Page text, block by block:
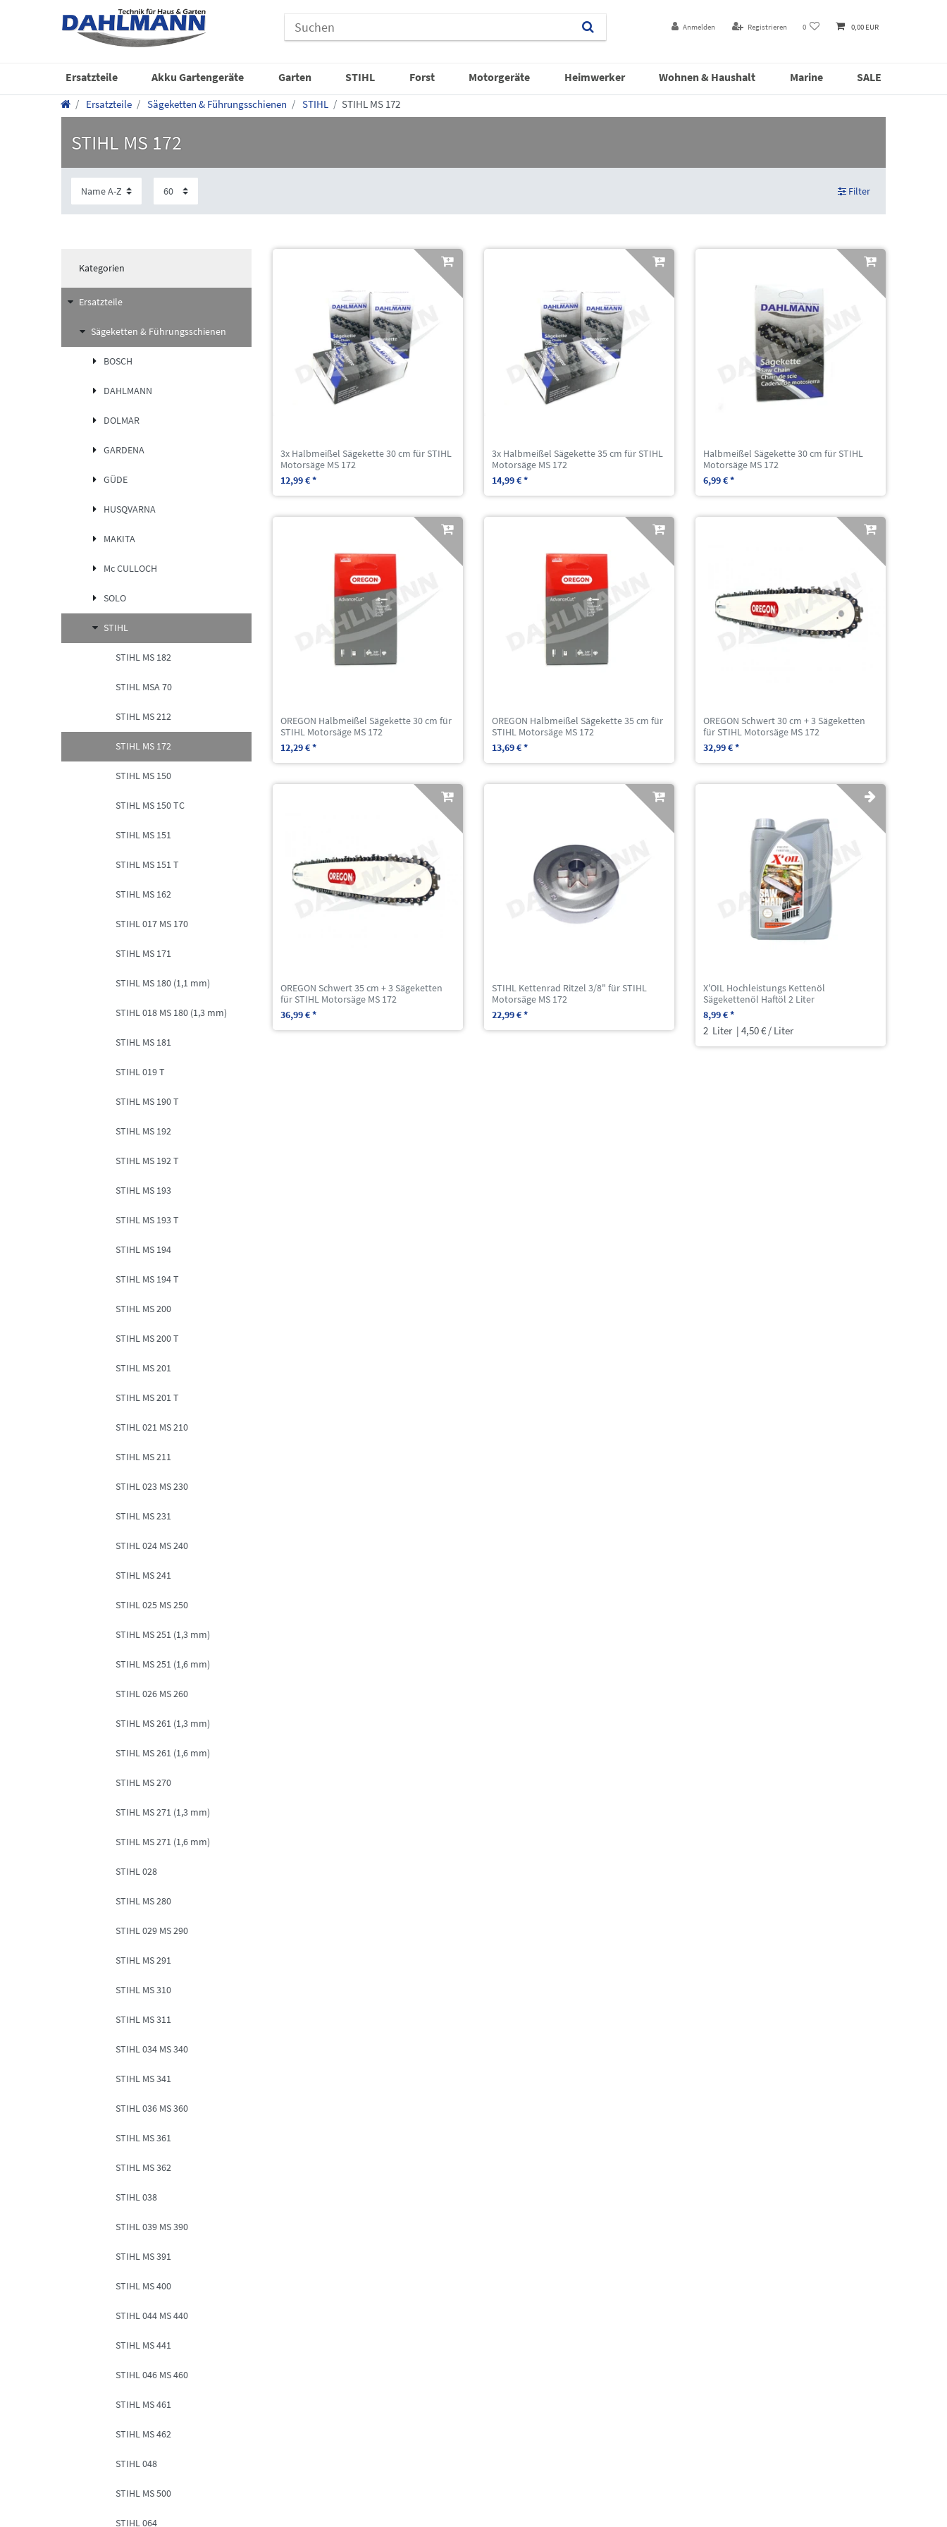
Anmelden Registrieren 0 0,00 EUR
Ersatzteile Akku Gartengeräte Garten STIHL Forst Motorgeräte Heimwerker Wohnen & Haushalt Marine SALE
Ersatzteile Sägeketten & Führungsschienen STIHL STIHL MS 172
STIHL MS 172
Filter
Kategorien
Ersatzteile
Sägeketten & Führungsschienen
BOSCH
DAHLMANN
DOLMAR
GARDENA
GÜDE
HUSQVARNA
MAKITA
Mc CULLOCH
SOLO
STIHL
STIHL MS 182
STIHL MSA 70
STIHL MS 212
STIHL MS 172
STIHL MS 150
STIHL MS 150 TC
STIHL MS 151
STIHL MS 151 T
STIHL MS 162
STIHL 017 MS 170
STIHL MS 171
STIHL MS 180 (1,1 mm)
STIHL 018 MS 180 (1,3 mm)
STIHL MS 181
STIHL 019 T
STIHL MS 190 T
STIHL MS 192
STIHL MS 192 T
STIHL MS 193
STIHL MS 193 T
STIHL MS 194
STIHL MS 194 T
STIHL MS 200
STIHL MS 200 T
STIHL MS 201
STIHL MS 201 T
STIHL 021 MS 210
STIHL MS 211
STIHL 023 MS 230
STIHL MS 231
STIHL 024 MS 240
STIHL MS 241
STIHL 025 MS 250
STIHL MS 251 (1,3 mm)
STIHL MS 251 (1,6 mm)
STIHL 026 MS 260
STIHL MS 261 (1,3 mm)
STIHL MS 261 (1,6 mm)
STIHL MS 270
STIHL MS 271 (1,3 mm)
STIHL MS 271 (1,6 mm)
STIHL 028
STIHL MS 280
STIHL 029 MS 290
STIHL MS 291
STIHL MS 310
STIHL MS 311
STIHL 034 MS 340
STIHL MS 341
STIHL 036 MS 360
STIHL MS 361
STIHL MS 362
STIHL 038
STIHL 039 MS 390
STIHL MS 391
STIHL MS 400
STIHL 044 MS 440
STIHL MS 441
STIHL 046 MS 460
STIHL MS 461
STIHL MS 462
STIHL 048
STIHL MS 500
STIHL 064
3x Halbmeißel Sägekette 30 cm für STIHL
Motorsäge MS 172
12,99 € *
3x Halbmeißel Sägekette 35 cm für STIHL
Motorsäge MS 172
14,99 € *
Halbmeißel Sägekette 30 cm für STIHL
Motorsäge MS 172
6,99 € *
OREGON Halbmeißel Sägekette 30 cm für
STIHL Motorsäge MS 172
12,29 € *
OREGON Halbmeißel Sägekette 35 cm für
STIHL Motorsäge MS 172
13,69 € *
OREGON Schwert 30 cm + 3 Sägeketten
für STIHL Motorsäge MS 172
32,99 € *
OREGON Schwert 35 cm + 3 Sägeketten
für STIHL Motorsäge MS 172
36,99 € *
STIHL Kettenrad Ritzel 3/8" für STIHL
Motorsäge MS 172
22,99 € *
X'OIL Hochleistungs Kettenöl
Sägekettenöl Haftöl 2 Liter
8,99 € *
2 Liter | 4,50 € / Liter